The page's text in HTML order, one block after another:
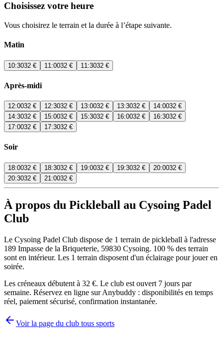
Choisissez votre heure
Vous choisirez le terrain et la durée à l’étape suivante.
Matin
10:3032 € 11:0032 € 11:3032 €
Après-midi
12:0032 € 12:3032 € 13:0032 € 13:3032 € 14:0032 €
14:3032 € 15:0032 € 15:3032 € 16:0032 € 16:3032 €
17:0032 € 17:3032 €
Soir
18:0032 € 18:3032 € 19:0032 € 19:3032 € 20:0032 €
20:3032 € 21:0032 €
À propos du Pickleball au Cysoing Padel
Club
Le Cysoing Padel Club dispose de 1 terrain de pickleball à l'adresse
189 Impasse de la Briqueterie, 59830 Cysoing. 100 % des terrain
sont en intérieur. Les 1 terrain disposent d'un éclairage pour jouer en
soirée.
Les créneaux débutent à 32 €. Le club est ouvert 7 jours par
semaine. Réservez en ligne sur Anybuddy : disponibilités en temps
réel, paiement sécurisé, confirmation instantanée.
Voir la page du club tous sports